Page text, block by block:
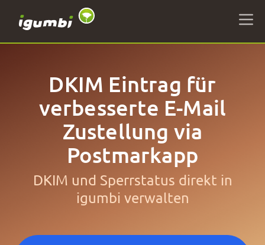
DKIM Eintrag für
verbesserte E-Mail
Zustellung via
Postmarkapp
DKIM und Sperrstatus direkt in
igumbi verwalten